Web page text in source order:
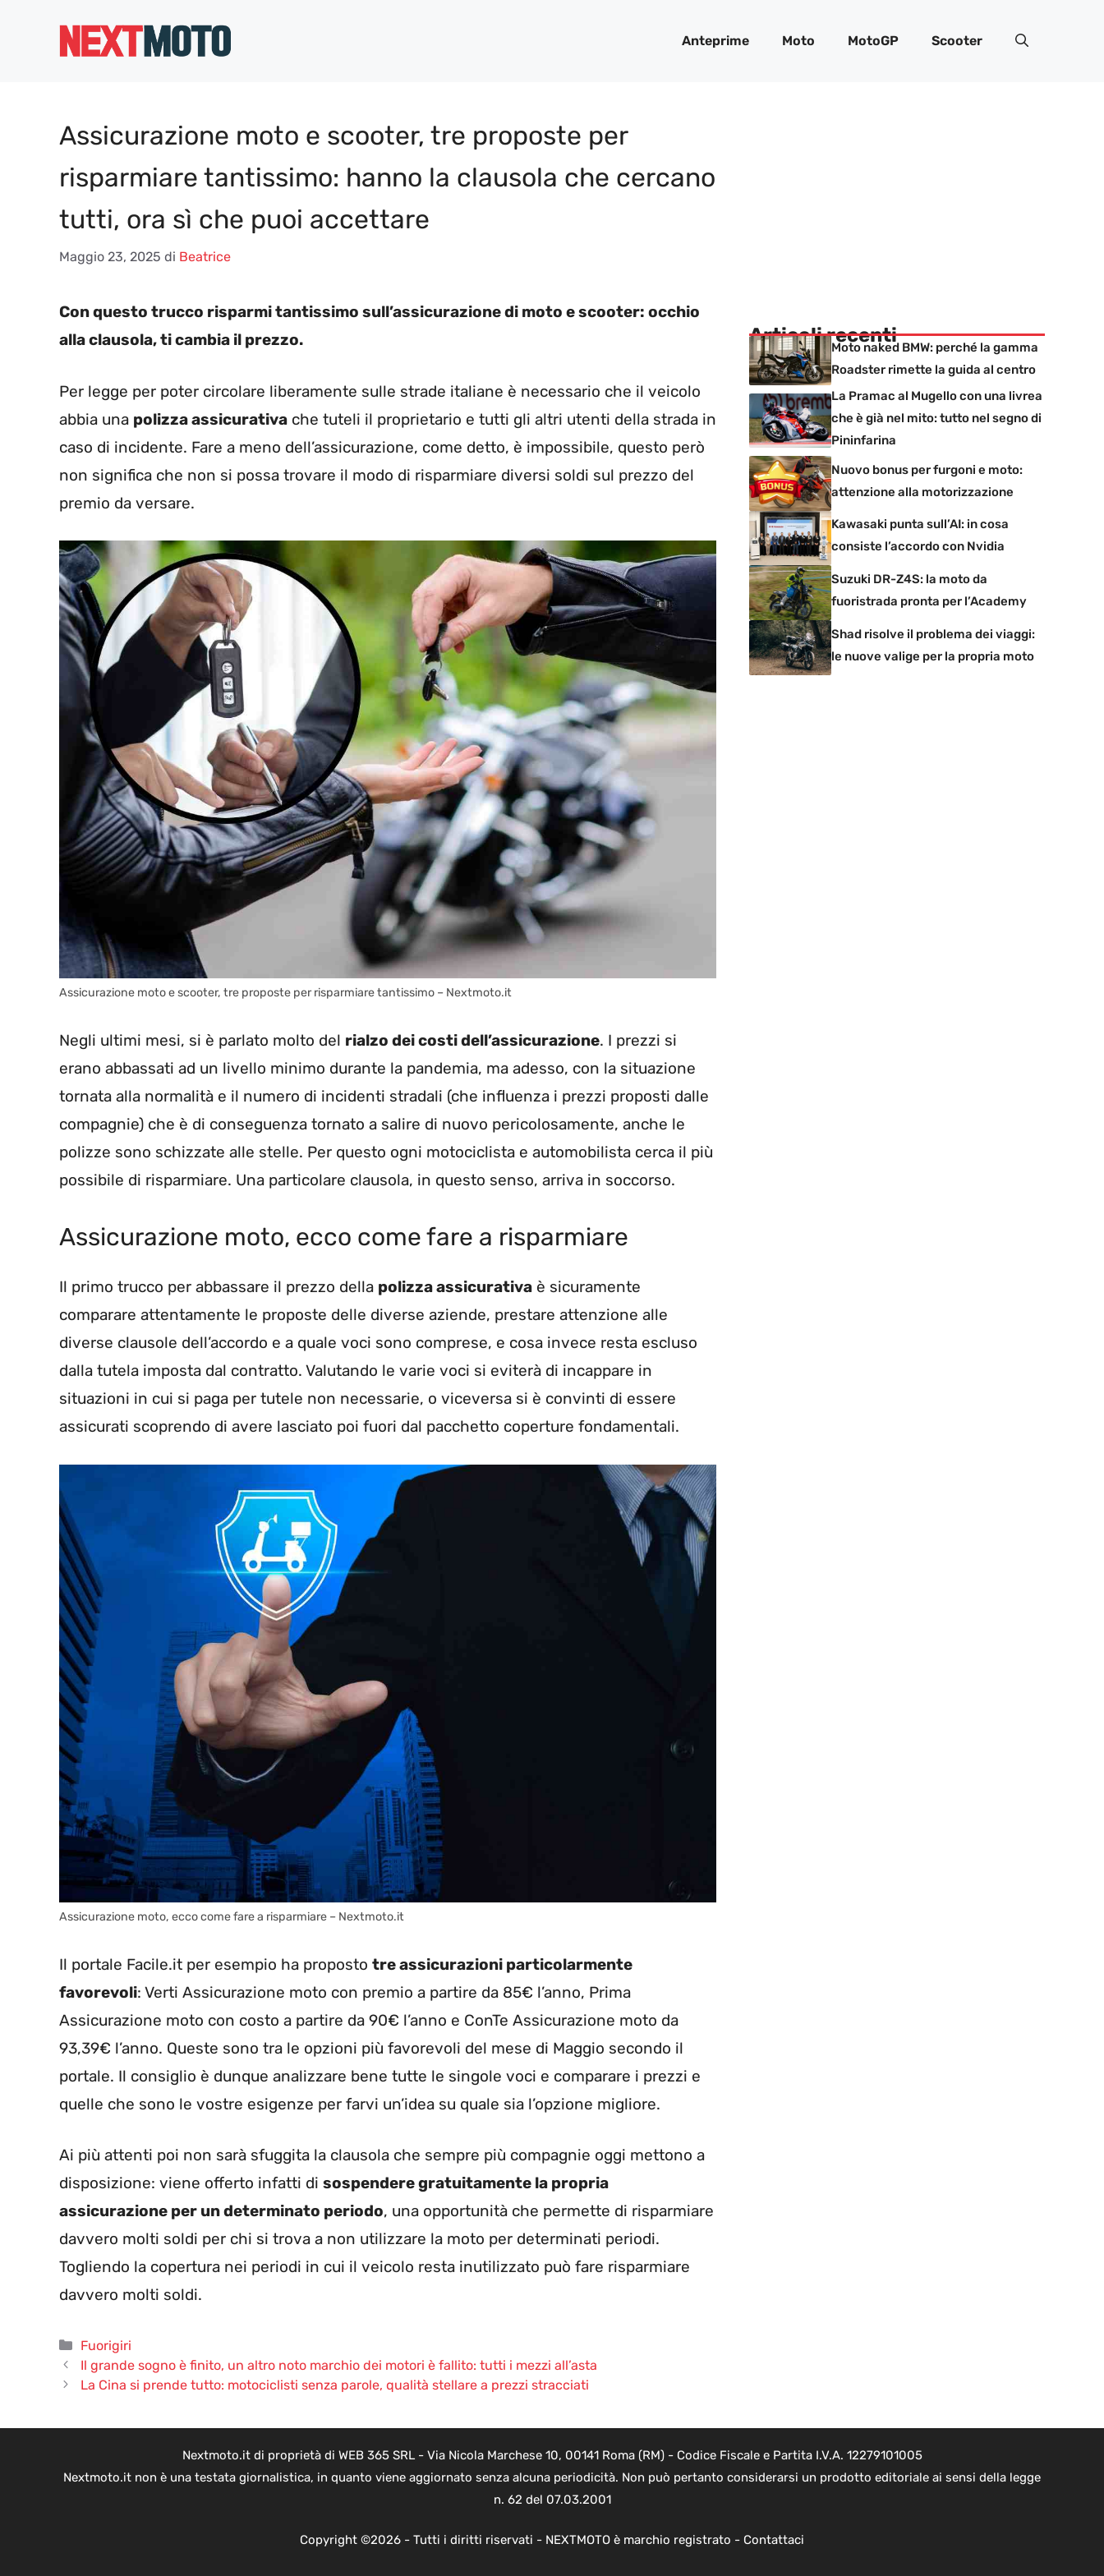
Anteprime Moto MotoGP Scooter
Assicurazione moto e scooter, tre proposte per
risparmiare tantissimo: hanno la clausola che cercano
tutti, ora sì che puoi accettare
Maggio 23, 2025 di Beatrice
Con questo trucco risparmi tantissimo sull’assicurazione di moto e scooter: occhio
alla clausola, ti cambia il prezzo.
Per legge per poter circolare liberamente sulle strade italiane è necessario che il veicolo
abbia una polizza assicurativa che tuteli il proprietario e tutti gli altri utenti della strada in
caso di incidente. Fare a meno dell’assicurazione, come detto, è impossibile, questo però
non significa che non si possa trovare il modo di risparmiare diversi soldi sul prezzo del
premio da versare.
Assicurazione moto e scooter, tre proposte per risparmiare tantissimo – Nextmoto.it
Negli ultimi mesi, si è parlato molto del rialzo dei costi dell’assicurazione. I prezzi si
erano abbassati ad un livello minimo durante la pandemia, ma adesso, con la situazione
tornata alla normalità e il numero di incidenti stradali (che influenza i prezzi proposti dalle
compagnie) che è di conseguenza tornato a salire di nuovo pericolosamente, anche le
polizze sono schizzate alle stelle. Per questo ogni motociclista e automobilista cerca il più
possibile di risparmiare. Una particolare clausola, in questo senso, arriva in soccorso.
Assicurazione moto, ecco come fare a risparmiare
Il primo trucco per abbassare il prezzo della polizza assicurativa è sicuramente
comparare attentamente le proposte delle diverse aziende, prestare attenzione alle
diverse clausole dell’accordo e a quale voci sono comprese, e cosa invece resta escluso
dalla tutela imposta dal contratto. Valutando le varie voci si eviterà di incappare in
situazioni in cui si paga per tutele non necessarie, o viceversa si è convinti di essere
assicurati scoprendo di avere lasciato poi fuori dal pacchetto coperture fondamentali.
Assicurazione moto, ecco come fare a risparmiare – Nextmoto.it
Il portale Facile.it per esempio ha proposto tre assicurazioni particolarmente
favorevoli: Verti Assicurazione moto con premio a partire da 85€ l’anno, Prima
Assicurazione moto con costo a partire da 90€ l’anno e ConTe Assicurazione moto da
93,39€ l’anno. Queste sono tra le opzioni più favorevoli del mese di Maggio secondo il
portale. Il consiglio è dunque analizzare bene tutte le singole voci e comparare i prezzi e
quelle che sono le vostre esigenze per farvi un’idea su quale sia l’opzione migliore.
Ai più attenti poi non sarà sfuggita la clausola che sempre più compagnie oggi mettono a
disposizione: viene offerto infatti di sospendere gratuitamente la propria
assicurazione per un determinato periodo, una opportunità che permette di risparmiare
davvero molti soldi per chi si trova a non utilizzare la moto per determinati periodi.
Togliendo la copertura nei periodi in cui il veicolo resta inutilizzato può fare risparmiare
davvero molti soldi.
Categorie
Fuorigiri
Il grande sogno è finito, un altro noto marchio dei motori è fallito: tutti i mezzi all’asta
La Cina si prende tutto: motociclisti senza parole, qualità stellare a prezzi stracciati
Articoli recenti
Moto naked BMW: perché la gamma
Roadster rimette la guida al centro
La Pramac al Mugello con una livrea
che è già nel mito: tutto nel segno di
Pininfarina
Nuovo bonus per furgoni e moto:
attenzione alla motorizzazione
Kawasaki punta sull’AI: in cosa
consiste l’accordo con Nvidia
Suzuki DR-Z4S: la moto da
fuoristrada pronta per l’Academy
Shad risolve il problema dei viaggi:
le nuove valige per la propria moto
Nextmoto.it di proprietà di WEB 365 SRL - Via Nicola Marchese 10, 00141 Roma (RM) - Codice Fiscale e Partita I.V.A. 12279101005
Nextmoto.it non è una testata giornalistica, in quanto viene aggiornato senza alcuna periodicità. Non può pertanto considerarsi un prodotto editoriale ai sensi della legge
n. 62 del 07.03.2001
Copyright ©2026 - Tutti i diritti riservati - NEXTMOTO è marchio registrato - Contattaci